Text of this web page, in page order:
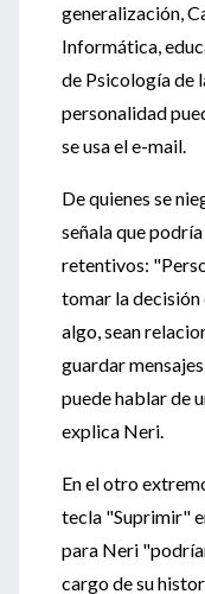
generalización,
Informática,
de Psicología de
personalidad
se usa el e-mail.
De quienes se
señala que
retentivos:
tomar la decisión
algo, sean
guardar
puede hablar de
explica Neri.
En el otro
tecla "Suprimir"
para Neri
cargo de su